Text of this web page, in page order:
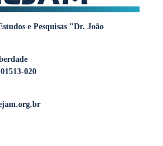
e Pesquisas "Dr. João
020